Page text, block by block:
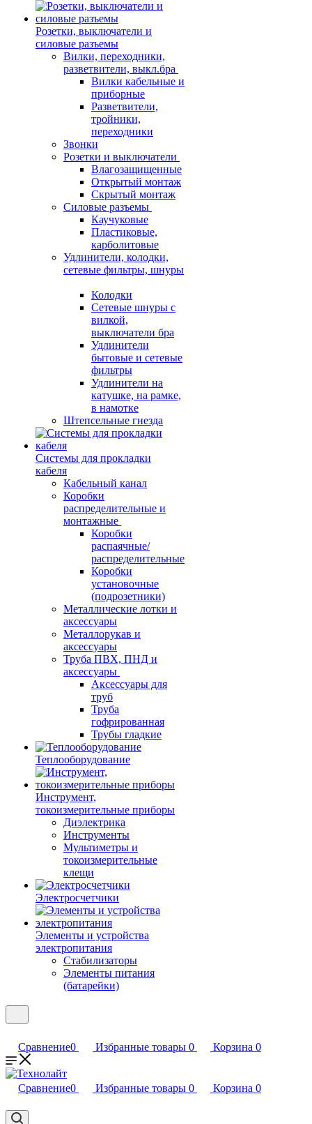
Розетки, выключатели и
силовые разъемы
Вилки, переходники,
разветвители, выкл.бра
Вилки кабельные и
приборные
Разветвители,
тройники,
переходники
Звонки
Розетки и выключатели
Влагозащищенные
Открытый монтаж
Скрытый монтаж
Силовые разъемы
Каучуковые
Пластиковые,
карболитовые
Удлинители, колодки,
сетевые фильтры, шнуры
Колодки
Сетевые шнуры с
вилкой,
выключатели бра
Удлинители
бытовые и сетевые
фильтры
Удлинители на
катушке, на рамке,
в намотке
Штепсельные гнезда
Системы для прокладки
кабеля
Кабельный канал
Коробки
распределительные и
монтажные
Коробки
распаячные/
распределительные
Коробки
установочные
(подрозетники)
Металлические лотки и
аксессуары
Металлорукав и
аксессуары
Труба ПВХ, ПНД и
аксессуары
Аксессуары для
труб
Труба
гофрированная
Трубы гладкие
Теплооборудование
Инструмент,
токоизмерительные приборы
Диэлектрика
Инструменты
Мультиметры и
токоизмерительные
клещи
Электросчетчики
Элементы и устройства
электропитания
Стабилизаторы
Элементы питания
(батарейки)
Сравнение0 Избранные товары 0 Корзина 0
Сравнение0 Избранные товары 0 Корзина 0